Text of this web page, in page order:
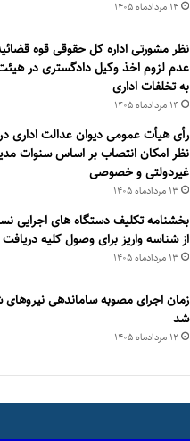
۱۴ مرداد‌ماه ۱۴۰۵
نظر مشورتی اداره کل حقوقی قوه
عدم لزوم اخذ وکیل دادگستری در
به تخلفات اداری
۱۴ مرداد‌ماه ۱۴۰۵
رأی هیأت عمومی دیوان عدالت اداری
نظر امکان انتصاب بر اساس سنوات
غیردولتی و خصوصی
۱۳ مرداد‌ماه ۱۴۰۵
بخشنامه تکلیف دستگاه های اجرایی
از شناسه واریز برای وصول کلیه
۱۳ مرداد‌ماه ۱۴۰۵
زمان اجرای مصوبه ساماندهی نیروهای
شد
۱۲ مرداد‌ماه ۱۴۰۵